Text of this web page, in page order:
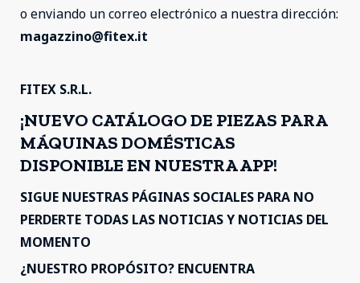
o enviando un correo electrónico a nuestra dirección:
magazzino@fitex.it
FITEX S.R.L.
¡NUEVO CATÁLOGO DE PIEZAS PARA
MÁQUINAS DOMÉSTICAS
DISPONIBLE EN NUESTRA APP!
SIGUE NUESTRAS PÁGINAS SOCIALES PARA NO
PERDERTE TODAS LAS NOTICIAS Y NOTICIAS DEL
MOMENTO
¿NUESTRO PROPÓSITO? ENCUENTRA